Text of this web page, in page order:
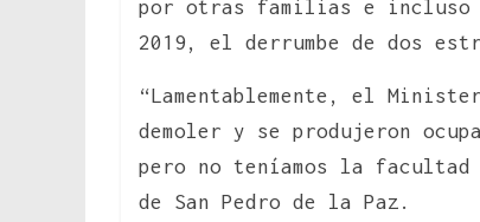
por otras familias e incluso
2019, el derrumbe de dos
“Lamentablemente, el
demoler y se produjeron
pero no teníamos la
de San Pedro de la Paz.